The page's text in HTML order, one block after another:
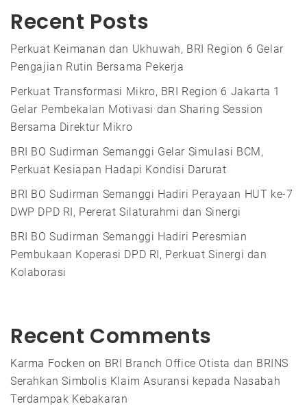
Recent Posts
Perkuat Keimanan dan Ukhuwah, BRI Region 6 Gelar
Pengajian Rutin Bersama Pekerja
Perkuat Transformasi Mikro, BRI Region 6 Jakarta 1
Gelar Pembekalan Motivasi dan Sharing Session
Bersama Direktur Mikro
BRI BO Sudirman Semanggi Gelar Simulasi BCM,
Perkuat Kesiapan Hadapi Kondisi Darurat
BRI BO Sudirman Semanggi Hadiri Perayaan HUT ke-7
DWP DPD RI, Pererat Silaturahmi dan Sinergi
BRI BO Sudirman Semanggi Hadiri Peresmian
Pembukaan Koperasi DPD RI, Perkuat Sinergi dan
Kolaborasi
Recent Comments
Karma Focken on BRI Branch Office Otista dan BRINS
Serahkan Simbolis Klaim Asuransi kepada Nasabah
Terdampak Kebakaran